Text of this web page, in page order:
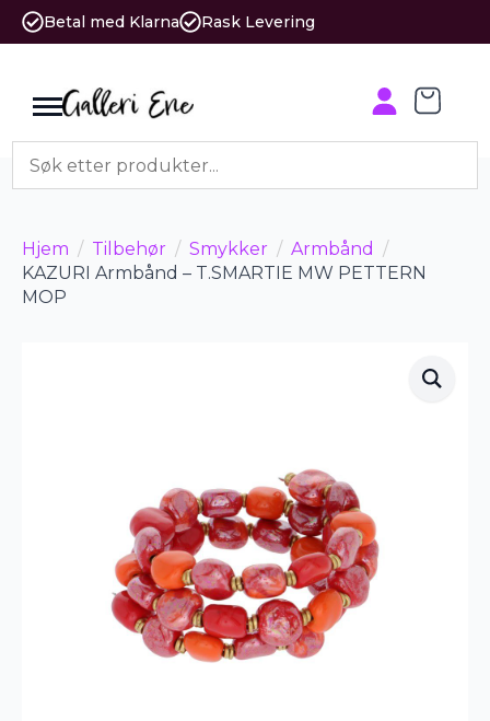
Betal med Klarna Rask Levering
Hjem Tilbehør Smykker
Armbånd
KAZURI Armbånd – T.SMARTIE MW PETTERN
MOP